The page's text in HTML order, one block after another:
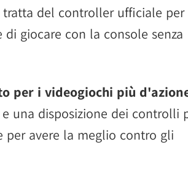
del controller ufficiale per
giocare con la console senza
per i videogiochi più
una disposizione dei controlli
per avere la meglio contro gli